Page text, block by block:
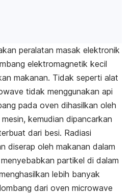
peralatan masak elektronik
elektromagnetik kecil
makanan. Tidak seperti alat
tidak menggunakan api
pada oven dihasilkan oleh
kemudian dipancarkan
dari besi. Radiasi
diserap oleh makanan dalam
partikel di dalam
lebih banyak
dari oven microwave